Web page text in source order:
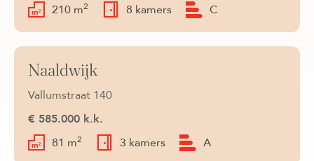
210 m2 8 kamers C
Verkocht
Naaldwijk
Vallumstraat 140
€ 585.000 k.k.
81 m2 3 kamers A